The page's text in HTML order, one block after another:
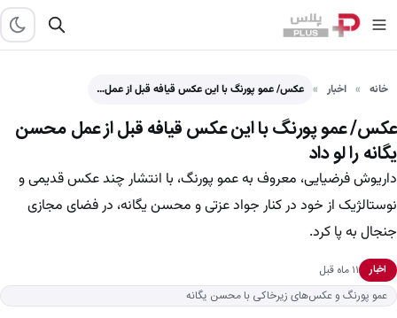
خانه اخبار عکس/ عمو پورنگ با این عکس قیافه قبل از عمل…
عکس/ عمو پورنگ با این عکس قیافه قبل از عمل محسن
یگانه را لو داد
داریوش فرضیایی، معروف به عمو پورنگ، با انتشار چند عکس قدیمی و
نوستالژیک از خود در کنار جواد عزتی و محسن یگانه، در فضای مجازی
جنجال به پا کرد.
اخبار
۱۱ ماه قبل
عمو پورنگ و عکس‌های زیرخاکی با محسن یگانه